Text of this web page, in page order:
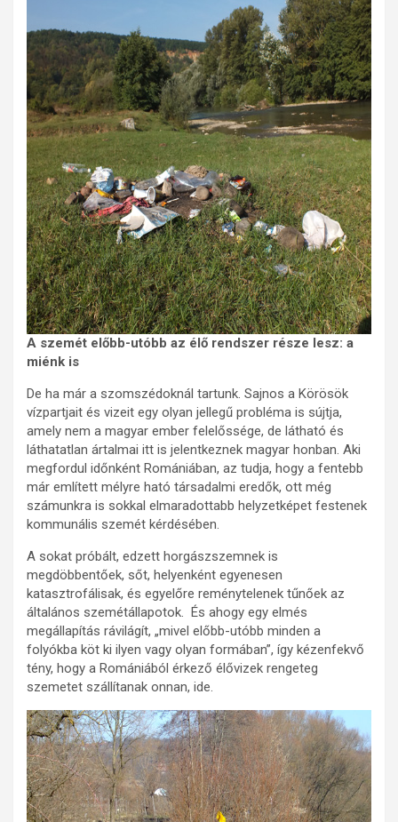
A szemét előbb-utóbb az élő rendszer része lesz: a
miénk is
De ha már a szomszédoknál tartunk. Sajnos a Körösök
vízpartjait és vizeit egy olyan jellegű probléma is sújtja,
amely nem a magyar ember felelőssége, de látható és
láthatatlan ártalmai itt is jelentkeznek magyar honban. Aki
megfordul időnként Romániában, az tudja, hogy a fentebb
már említett mélyre ható társadalmi eredők, ott még
számunkra is sokkal elmaradottabb helyzetképet festenek
kommunális szemét kérdésében.
A sokat próbált, edzett horgászszemnek is
megdöbbentőek, sőt, helyenként egyenesen
katasztrofálisak, és egyelőre reménytelenek tűnőek az
általános szemétállapotok. És ahogy egy elmés
megállapítás rávilágít, „mivel előbb-utóbb minden a
folyókba köt ki ilyen vagy olyan formában”, így kézenfekvő
tény, hogy a Romániából érkező élővizek rengeteg
szemetet szállítanak onnan, ide.